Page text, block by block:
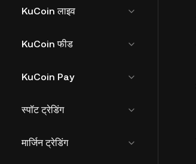
KuCoin लाइव
KuCoin फीड
KuCoin Pay
स्पॉट ट्रेडिंग
मार्जिन ट्रेडिंग